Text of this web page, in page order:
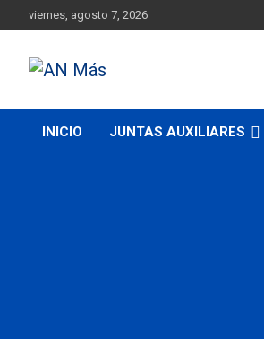
to
viernes, agosto 7, 2026
AN Más
INICIO JUNTAS AUXILIARES